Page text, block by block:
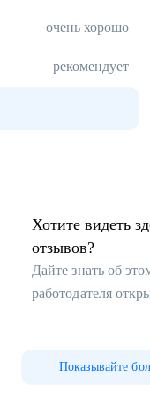
очень хорошо
рекомендует
Хотите видеть
отзывов?
Дайте знать об
работодателя
Показывайте